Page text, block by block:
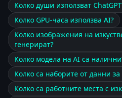
Колко души използват
Колко GPU-часа използва AI?
Колко изображения на
генерират?
Колко модела на AI са
Колко са наборите от данни
Колко са работните места с